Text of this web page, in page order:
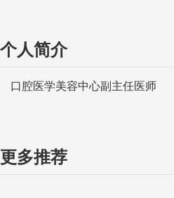
个人简介
口腔医学美容中心副主任医师
更多推荐